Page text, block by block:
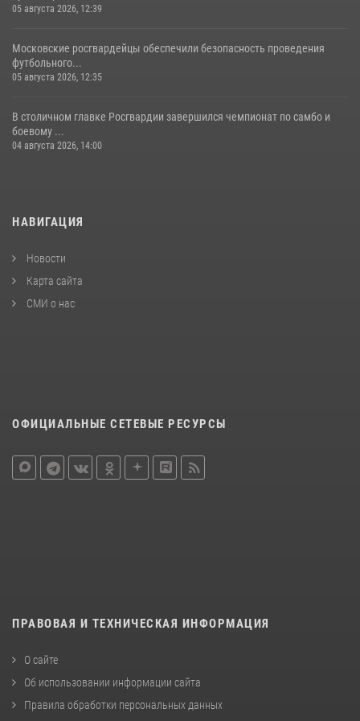
05 августа 2026, 12:39
Московские росгвардейцы обеспечили безопасность проведения
футбольного...
05 августа 2026, 12:35
В столичном главке Росгвардии завершился чемпионат по самбо и
боевому ...
04 августа 2026, 14:00
НАВИГАЦИЯ
Новости
Карта сайта
СМИ о нас
ОФИЦИАЛЬНЫЕ СЕТЕВЫЕ РЕСУРСЫ
ПРАВОВАЯ И ТЕХНИЧЕСКАЯ ИНФОРМАЦИЯ
О сайте
Об использовании информации сайта
Правила обработки персональных данных